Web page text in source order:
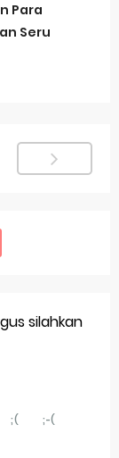
Para
Seru
silahkan
;( ;-(